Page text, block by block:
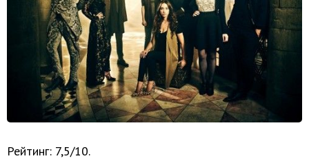
Рейтинг: 7,5/10.